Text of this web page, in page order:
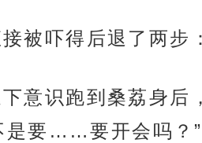
接被吓得后退了两
意识跑到桑荔身
是要……要开会吗？”